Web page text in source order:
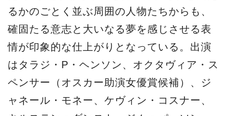
オドア・メルフィー。全米では「ラ・ラ・
ランド」を越える興行収入を記録した大ヒ
ット作。日本で見られる日が楽しみだ。
源
2017-06-06
源